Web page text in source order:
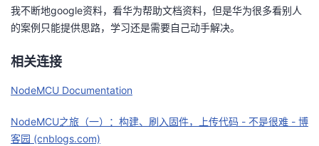
我不断地google资料，看华为帮助文档资料，但是华为很多看别人
的案例只能提供思路，学习还是需要自己动手解决。
相关连接
NodeMCU Documentation
NodeMCU之旅（一）：构建、刷入固件，上传代码 - 不是很难 - 博
客园 (cnblogs.com)